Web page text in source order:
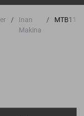
Inan
Makina
MTB11G